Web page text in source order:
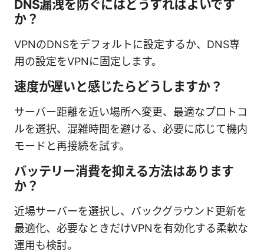
DNS漏洩を防ぐにはどうすればよいです
か？
VPNのDNSをデフォルトに設定するか、DNS専
用の設定をVPNに固定します。
速度が遅いと感じたらどうしますか？
サーバー距離を近い場所へ変更、最適なプロトコ
ルを選択、混雑時間を避ける、必要に応じて機内
モードと再接続を試す。
バッテリー消費を抑える方法はあります
か？
近場サーバーを選択し、バックグラウンド更新を
最適化、必要なときだけVPNを有効化する柔軟な
運用も検討。